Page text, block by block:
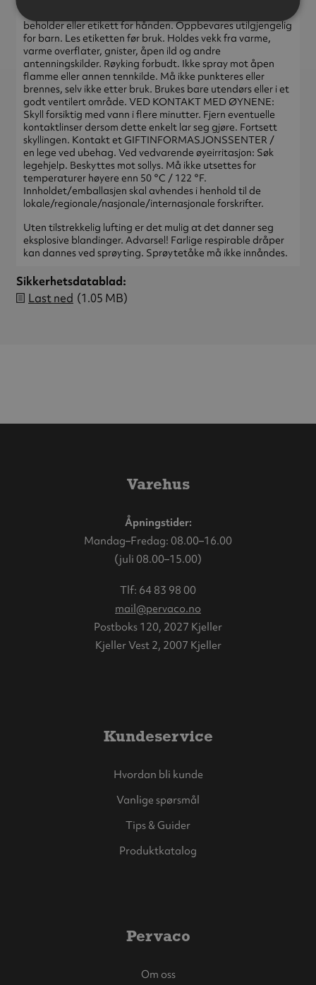
beholder eller etikett for hånden. Oppbevares utilgjengelig
for barn. Les etiketten før bruk. Holdes vekk fra varme,
varme overflater, gnister, åpen ild og andre
antenningskilder. Røyking forbudt. Ikke spray mot åpen
flamme eller annen tennkilde. Må ikke punkteres eller
brennes, selv ikke etter bruk. Brukes bare utendørs eller i et
godt ventilert område. VED KONTAKT MED ØYNENE:
Skyll forsiktig med vann i flere minutter. Fjern eventuelle
kontaktlinser dersom dette enkelt lar seg gjøre. Fortsett
skyllingen. Kontakt et GIFTINFORMASJONSSENTER /
en lege ved ubehag. Ved vedvarende øyeirritasjon: Søk
legehjelp. Beskyttes mot sollys. Må ikke utsettes for
temperaturer høyere enn 50 °C / 122 °F.
Innholdet/emballasjen skal avhendes i henhold til de
lokale/regionale/nasjonale/internasjonale forskrifter.
Uten tilstrekkelig lufting er det mulig at det danner seg
eksplosive blandinger. Advarsel! Farlige respirable dråper
kan dannes ved sprøyting. Sprøytetåke må ikke innåndes.
Sikkerhetsdatablad
Last ned (1.05 MB)
Varehus
Åpningstider:
Mandag–Fredag: 08.00–16.00
(juli 08.00–15.00)
Tlf: 64 83 98 00
mail@pervaco.no
Postboks 120, 2027 Kjeller
Kjeller Vest 2, 2007 Kjeller
Kundeservice
Hvordan bli kunde
Vanlige spørsmål
Tips & Guider
Produktkatalog
Pervaco
Om oss